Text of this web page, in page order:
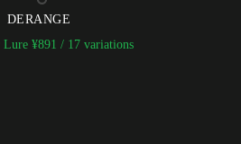
DERANGE
Lure ¥891 / 17 variations